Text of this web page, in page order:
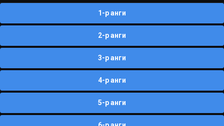
1-р анги
2-р анги
3-р анги
4-р анги
5-р анги